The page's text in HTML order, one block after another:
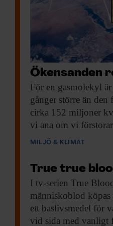
Ökensanden
För en gasmolekyl
gånger större än den
cirka 152 miljoner
vi ana om vi
MILJÖ & KLIMAT
True true
I tv-serien True
människoblod
ett baslivsmedel för
vid sida med vanligt